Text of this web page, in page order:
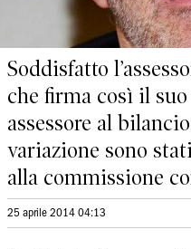
Soddisfatto
che firma così il
assessore al
variazione sono
alla commissione
25 aprile 2014 04:13